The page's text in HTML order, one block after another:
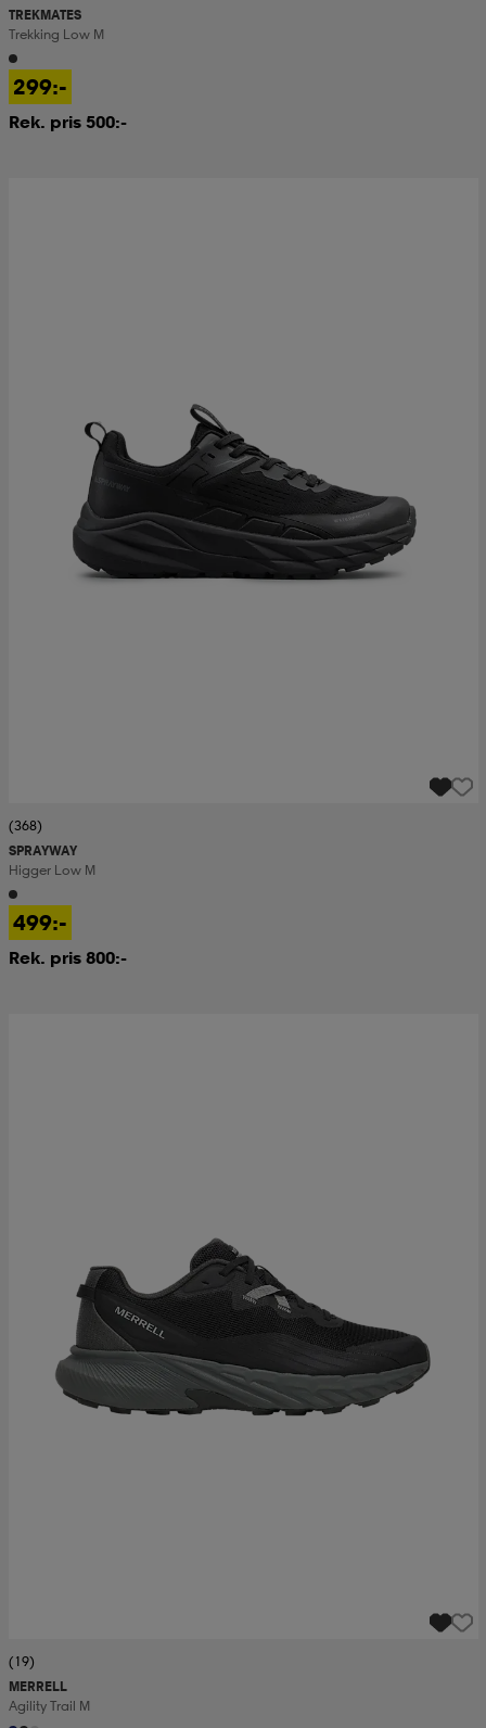
TREKMATES
Trekking Low M
299:-
Rek. pris 500:-
(368)
SPRAYWAY
Higger Low M
499:-
Rek. pris 800:-
(19)
MERRELL
Agility Trail M